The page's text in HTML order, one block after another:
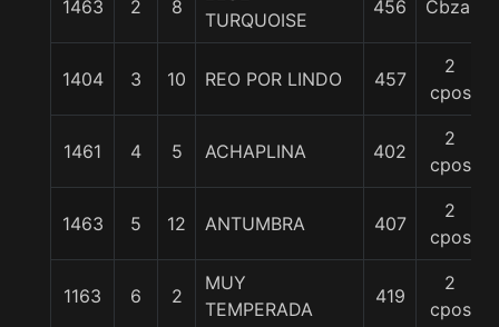
1463 2 8
TURQUOISE
456 Cbza.
1404 3 10 REO POR LINDO 457
2
cpos
1461 4 5 ACHAPLINA 402
2
cpos
1463 5 12 ANTUMBRA 407
2
cpos
1163 6 2
MUY
TEMPERADA
419
2
cpos